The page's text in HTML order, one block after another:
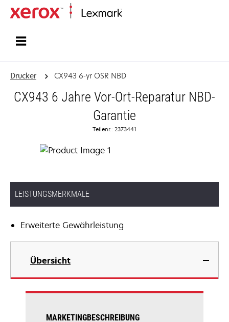
Drucker CX943 6-yr OSR NBD
CX943 6 Jahre Vor-Ort-Reparatur NBD-
Garantie
Teilenr.: 2373441
LEISTUNGSMERKMALE
Erweiterte Gewährleistung
Übersicht
MARKETINGBESCHREIBUNG